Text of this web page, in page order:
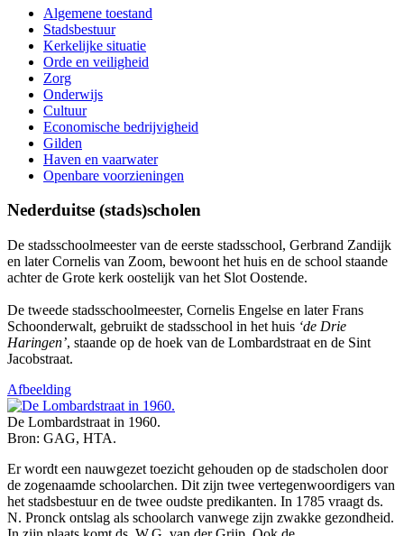
Algemene toestand
Stadsbestuur
Kerkelijke situatie
Orde en veiligheid
Zorg
Onderwijs
Cultuur
Economische bedrijvigheid
Gilden
Haven en vaarwater
Openbare voorzieningen
Nederduitse (stads)scholen
De stadsschoolmeester van de eerste stadsschool, Gerbrand Zandijk
en later Cornelis van Zoom, bewoont het huis en de school staande
achter de Grote kerk oostelijk van het Slot Oostende.
De tweede stadsschoolmeester, Cornelis Engelse en later Frans
Schoonderwalt, gebruikt de stadsschool in het huis ‘de Drie
Haringen’, staande op de hoek van de Lombardstraat en de Sint
Jacobstraat.
Afbeelding
De Lombardstraat in 1960.
Bron: GAG, HTA.
Er wordt een nauwgezet toezicht gehouden op de stadscholen door
de zogenaamde schoolarchen. Dit zijn twee vertegenwoordigers van
het stadsbestuur en de twee oudste predikanten. In 1785 vraagt ds.
N. Pronck ontslag als schoolarch vanwege zijn zwakke gezondheid.